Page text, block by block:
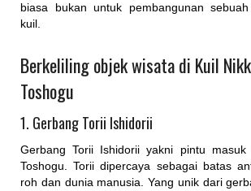
biasa bukan untuk pembangunan
kuil.
Berkeliling objek wisata di Kuil
Toshogu
1. Gerbang Torii Ishidorii
Gerbang Torii Ishidorii yakni pintu masuk
Toshogu. Torii dipercaya sebagai batas
roh dan dunia manusia. Yang unik dari